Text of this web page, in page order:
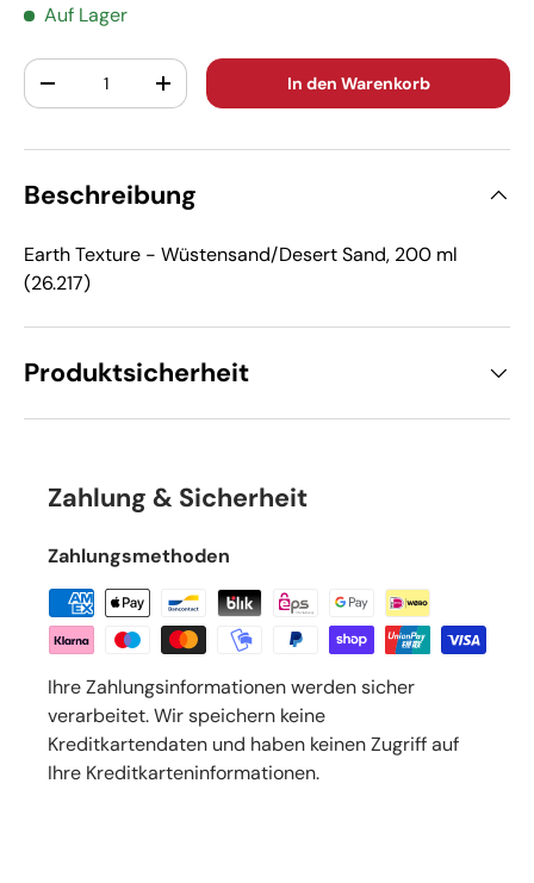
Auf Lager
Anzahl
-
+ In den Warenkorb
Beschreibung
Earth Texture - Wüstensand/Desert Sand, 200 ml
(26.217)
Produktsicherheit
Zahlung & Sicherheit
Zahlungsmethoden
Ihre Zahlungsinformationen werden sicher
verarbeitet. Wir speichern keine
Kreditkartendaten und haben keinen Zugriff auf
Ihre Kreditkarteninformationen.